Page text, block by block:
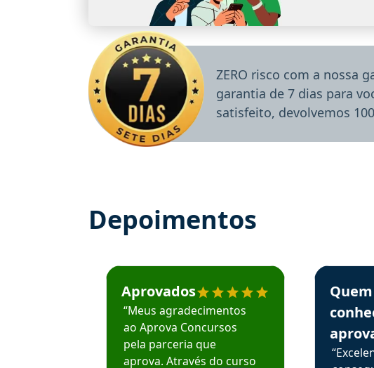
ZERO risco com a nossa
garantia de 7 dias para
satisfeito, devolvemos
Depoimentos
Estudante José recomenda o Aprova Concursos em
Aprovados
“Meus agradecimentos
ao Aprova Concursos
pela parceria que
aprova. Através do curso
Estudante
Quem